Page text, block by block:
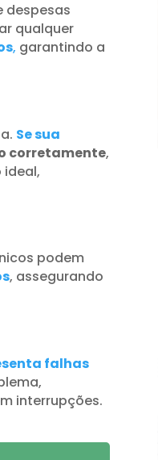
despesas
qualquer
, garantindo a
Se sua
corretamente,
podem
, assegurando
falhas
interrupções.